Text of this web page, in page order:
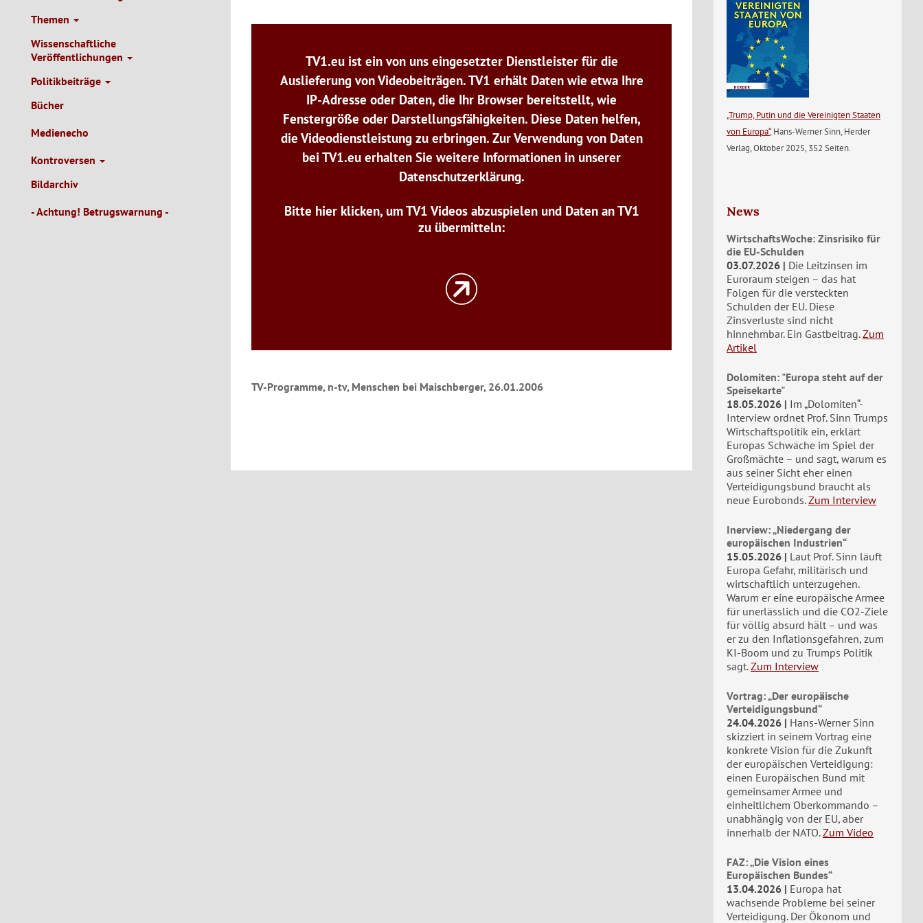
Themen
Wissenschaftliche
Veröffentlichungen
Politikbeiträge
Bücher
Medienecho
Kontroversen
Bildarchiv
- Achtung! Betrugswarnung -
TV1.eu ist ein von uns eingesetzter Dienstleister für die
Auslieferung von Videobeiträgen. TV1 erhält Daten wie etwa Ihre
IP-Adresse oder Daten, die Ihr Browser bereitstellt, wie
Fenstergröße oder Darstellungsfähigkeiten. Diese Daten helfen,
die Videodienstleistung zu erbringen. Zur Verwendung von Daten
bei TV1.eu erhalten Sie weitere Informationen in unserer
Datenschutzerklärung.
Bitte hier klicken, um TV1 Videos abzuspielen und Daten an TV1
zu übermitteln:
TV-Programme, n-tv, Menschen bei Maischberger, 26.01.2006
„Trump, Putin und die Vereinigten Staaten
von Europa“, Hans-Werner Sinn, Herder
Verlag, Oktober 2025, 352 Seiten.
News
WirtschaftsWoche: Zinsrisiko für
die EU-Schulden
03.07.2026
Die Leitzinsen im
Euroraum steigen – das hat
Folgen für die versteckten
Schulden der EU. Diese
Zinsverluste sind nicht
hinnehmbar. Ein Gastbeitrag. Zum
Artikel
Dolomiten: "Europa steht auf der
Speisekarte"
18.05.2026
Im „Dolomiten“-
Interview ordnet Prof. Sinn Trumps
Wirtschaftspolitik ein, erklärt
Europas Schwäche im Spiel der
Großmächte – und sagt, warum es
aus seiner Sicht eher einen
Verteidigungsbund braucht als
neue Eurobonds. Zum Interview
Inerview: „Niedergang der
europäischen Industrien“
15.05.2026
Laut Prof. Sinn läuft
Europa Gefahr, militärisch und
wirtschaftlich unterzugehen.
Warum er eine europäische Armee
für unerlässlich und die CO2-Ziele
für völlig absurd hält – und was
er zu den Inflationsgefahren, zum
KI-Boom und zu Trumps Politik
sagt. Zum Interview
Vortrag: „Der europäische
Verteidigungsbund“
24.04.2026
Hans-Werner Sinn
skizziert in seinem Vortrag eine
konkrete Vision für die Zukunft
der europäischen Verteidigung:
einen Europäischen Bund mit
gemeinsamer Armee und
einheitlichem Oberkommando –
unabhängig von der EU, aber
innerhalb der NATO. Zum Video
FAZ: „Die Vision eines
Europäischen Bundes“
13.04.2026
Europa hat
wachsende Probleme bei seiner
Verteidigung. Der Ökonom und